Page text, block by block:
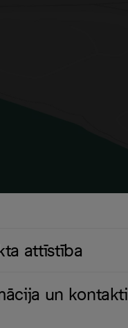
attīstība
un kontakti